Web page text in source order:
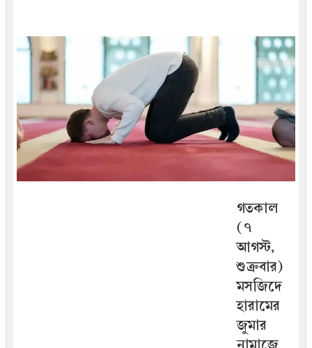
গতকাল
(৭
আগস্ট,
শুক্রবার)
মসজিদে
হারামের
জুমার